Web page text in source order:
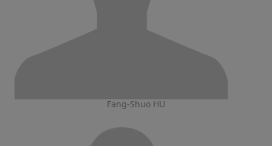
Fang-Shuo HU